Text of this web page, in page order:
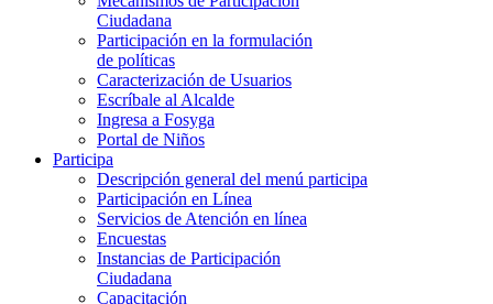
Ciudadana
Participación en la formulación
de políticas
Caracterización de Usuarios
Escríbale al Alcalde
Ingresa a Fosyga
Portal de Niños
Participa
Descripción general del menú participa
Participación en Línea
Servicios de Atención en línea
Encuestas
Instancias de Participación
Ciudadana
Capacitación